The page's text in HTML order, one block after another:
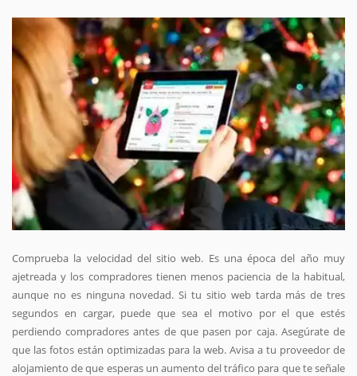
Comprueba la velocidad del sitio web. Es una época del año muy
ajetreada y los compradores tienen menos paciencia de la habitual,
aunque no es ninguna novedad. Si tu sitio web tarda más de tres
segundos en cargar, puede que sea el motivo por el que estés
perdiendo compradores antes de que pasen por caja. Asegúrate de
que las fotos están optimizadas para la web. Avisa a tu proveedor de
alojamiento de que esperas un aumento del tráfico para que te señale